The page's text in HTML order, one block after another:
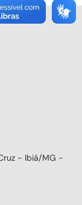
- Ibiá/MG -